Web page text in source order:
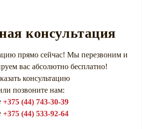
консультация
прямо сейчас! Мы перезвоним и
вас абсолютно бесплатно!
консультацию
позвоните нам:
+375 (44) 743-30-39
+375 (44) 533-92-64